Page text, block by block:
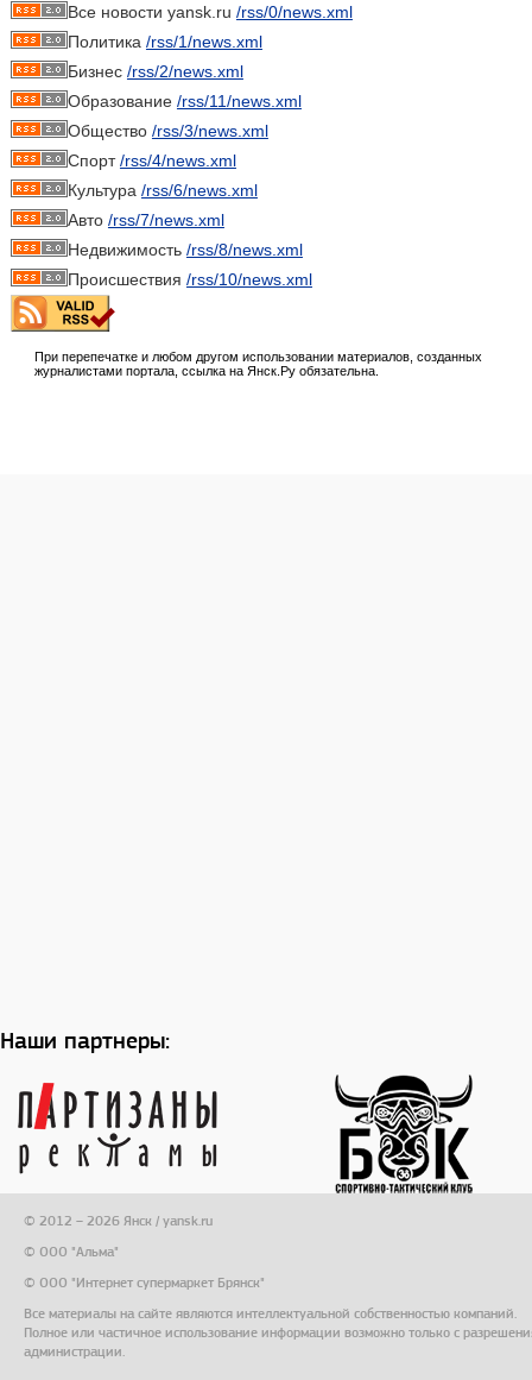
Все новости yansk.ru /rss/0/news.xml
Политика /rss/1/news.xml
Бизнес /rss/2/news.xml
Образование /rss/11/news.xml
Общество /rss/3/news.xml
Спорт/rss/4/news.xml
Культура /rss/6/news.xml
Авто /rss/7/news.xml
Недвижимость /rss/8/news.xml
Происшествия /rss/10/news.xml
При перепечатке и любом другом использовании материалов, созданных
журналистами портала, ссылка на Янск.Ру обязательна.
Наши партнеры:
© 2012 – 2026 Янск / yansk.ru
© ООО "Альма"
© ООО "Интернет супермаркет Брянск"
Все материалы на сайте являются интеллектуальной собственностью компаний.
Полное или частичное использование информации возможно только с
администрации.